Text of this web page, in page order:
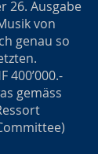
26. Ausgabe
von
genau so
400’000.-
gemäss